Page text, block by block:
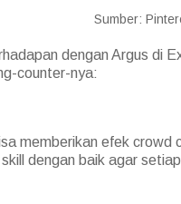
Sumber:
dengan Argus di
counter-nya:
memberikan efek crowd
dengan baik agar